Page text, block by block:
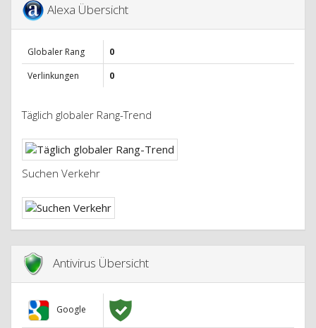
Alexa Übersicht
Globaler Rang
0
Verlinkungen
0
Täglich globaler Rang-Trend
Suchen Verkehr
Antivirus Übersicht
Google